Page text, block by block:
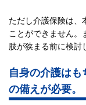
ただし介護保険は、
ことができません。
肢が狭まる前に検討
自身の介護は
の備えが必要。